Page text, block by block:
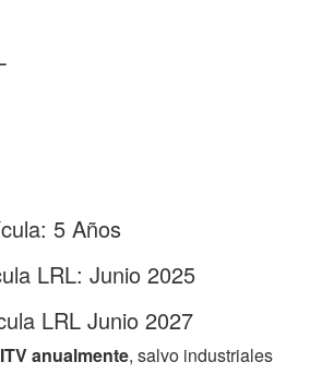
5 Años
LRL: Junio 2025
LRL Junio 2027
anualmente, salvo industriales